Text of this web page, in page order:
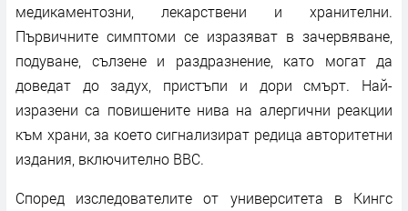
медикаментозни, лекарствени и хранителни.
Първичните симптоми се изразяват в зачервяване,
подуване, сълзене и раздразнение, като могат да
доведат до задух, пристъпи и дори смърт. Най-
изразени са повишените нива на алергични реакции
към храни, за което сигнализират редица авторитетни
издания, включително BBC.
Според изследователите от университета в Кингс